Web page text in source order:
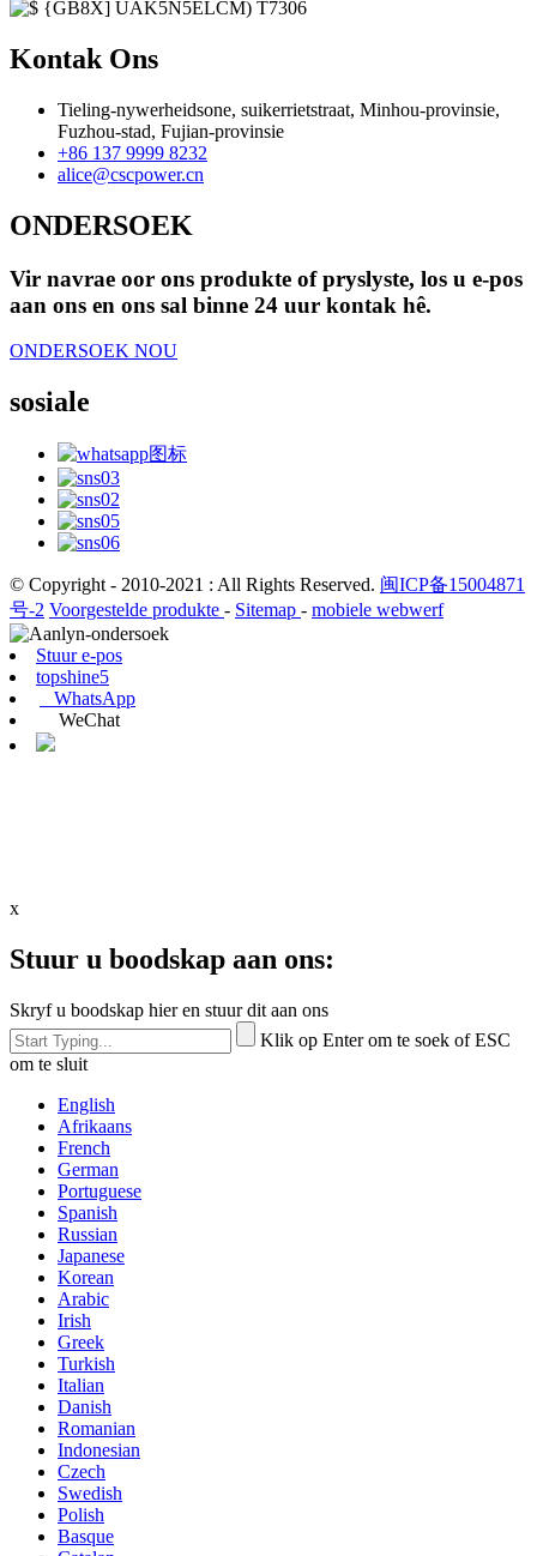
Kontak Ons
Tieling-nywerheidsone, suikerrietstraat, Minhou-provinsie,
Fuzhou-stad, Fujian-provinsie
+86 137 9999 8232
alice@cscpower.cn
ONDERSOEK
Vir navrae oor ons produkte of pryslyste, los u e-pos
aan ons en ons sal binne 24 uur kontak hê.
ONDERSOEK NOU
sosiale
© Copyright - 2010-2021 : All Rights Reserved. 闽ICP备15004871
号-2 Voorgestelde produkte - Sitemap - mobiele webwerf
Stuur e-pos
topshine5
WhatsApp
WeChat
x
Stuur u boodskap aan ons:
Skryf u boodskap hier en stuur dit aan ons
Klik op Enter om te soek of ESC
om te sluit
English
Afrikaans
French
German
Portuguese
Spanish
Russian
Japanese
Korean
Arabic
Irish
Greek
Turkish
Italian
Danish
Romanian
Indonesian
Czech
Swedish
Polish
Basque